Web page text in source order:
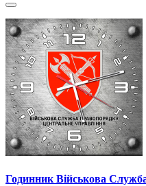
Годинник Військова